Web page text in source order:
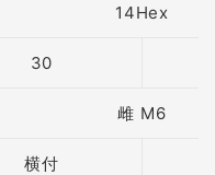
14Hex
30
雌 M6
横付